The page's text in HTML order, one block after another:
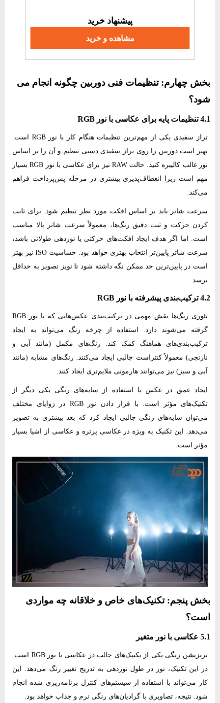
پیشنهاد خرید
مشاهده و خرید
بخش چهارم: تنظیمات فنی دوربین چگونه انجام می
شود؟
4.1 تنظیمات پایه برای عکاسی با نور RGB
تراز سفیدی یکی از مهم‌ترین تنظیمات هنگام کار با نور RGB است.
بهتر است دوربین را روی تراز سفیدی دستی تنظیم و آن را بر اساس
نور غالب کالیبره کنید. حالت RAW نیز برای عکاسی با نور RGB بسیار
مهم است زیرا انعطاف‌پذیری بیشتری در مرحله پس‌پرداخت فراهم
می‌کند.
سرعت شاتر باید بر اساس افکت مورد نظر تنظیم شود. برای ثابت
کردن حرکت و ثبت دقیق رنگ‌ها، معمولاً سرعت شاتر بالا مناسب
است. اما اگر هدف ایجاد افکت‌های حرکتی یا نوردهی طولانی باشد،
سرعت شاتر پایین‌تر انتخاب بهتری خواهد بود. حساسیت ISO نیز بهتر
است در پایین‌ترین حد ممکن نگه داشته شود تا نویز تصویر به حداقل
برسد.
4.2 ترکیب‌بندی پیشرفته با نور RGB
تئوری رنگ‌ها نقش مهمی در ترکیب‌بندی عکس‌هایی که با نور RGB
گرفته می‌شوند دارد. استفاده از چرخه رنگ می‌تواند به ایجاد
ترکیب‌بندی‌های هماهنگ کمک کند. رنگ‌های مکمل (مانند آبی و
نارنجی) معمولاً کنتراست جالبی ایجاد می‌کنند. رنگ‌های مشابه (مانند
آبی و سبز) نیز می‌توانند هارمونی ملایم‌تری ایجاد کنند.
ایجاد عمق در عکس با استفاده از سایه‌های رنگی یکی دیگر از
تکنیک‌های مؤثر است. با قرار دادن نور RGB در زوایای مختلف
می‌توان سایه‌های رنگی جالبی ایجاد کرد که بعد بیشتری به تصویر
می‌دهد. این تکنیک به ویژه در عکاسی پرتره و عکاسی از اشیا بسیار
مؤثر است.
بخش پنجم: تکنیک‌های خاص و خلاقانه چه مواردی
است؟
5.1 عکاسی با نور متغیر
ترنزیشن رنگی یکی از تکنیک‌های جالب در عکاسی با نور RGB است.
در این تکنیک، نور در طول نوردهی به تدریج تغییر رنگ می‌دهد. این
کار می‌تواند با استفاده از سیستم‌های کنترل برنامه‌ریزی شده انجام
شود. نتیجه، تصاویری با گرادیان‌های رنگی نرم و جذاب خواهد بود.